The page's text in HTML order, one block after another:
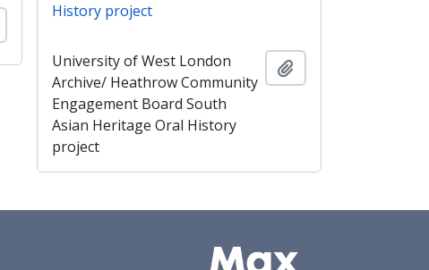
Añadir al portapapeles
History project
University of West London
Archive/ Heathrow Community
Engagement Board South
Asian Heritage Oral History
project
Añadir al